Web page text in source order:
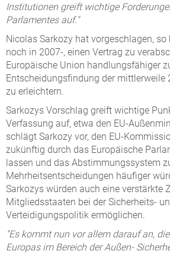
Institutionen greift wichtige
Parlamentes auf."
Nicolas Sarkozy hat vorgeschlagen,
noch in 2007-, einen Vertrag zu
Europäische Union handlungsfähiger
Entscheidungsfindung der mittlerweile
zu erleichtern.
Sarkozys Vorschlag greift wichtige
Verfassung auf, etwa den EU-
schlägt Sarkozy vor, den EU-
zukünftig durch das Europäische
lassen und das Abstimmungssystem
Mehrheitsentscheidungen häufiger
Sarkozys würden auch eine verstärkte
Mitgliedsstaaten bei der Sicherheits-
Verteidigungspolitik ermöglichen.
"Es kommt nun vor allem darauf an,
Europas im Bereich der Außen-